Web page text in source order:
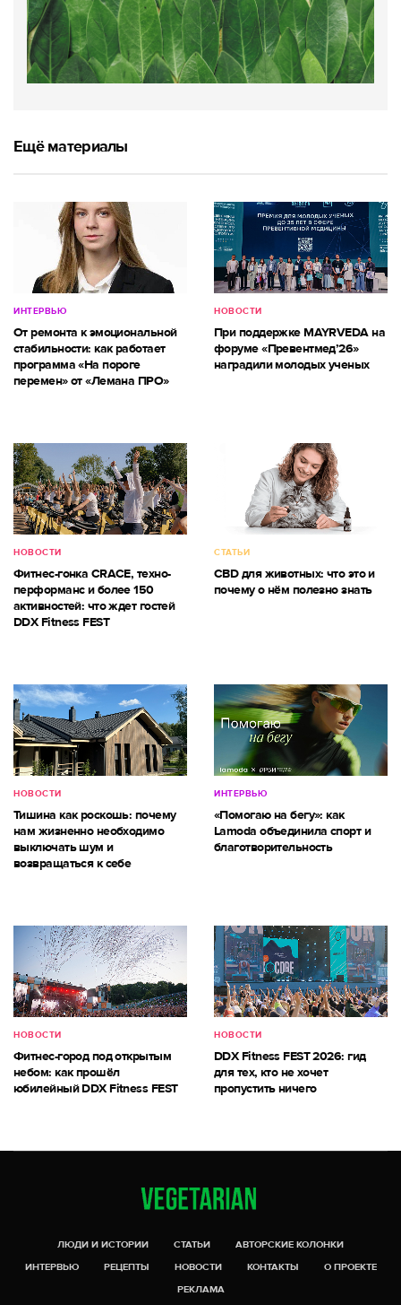
Ещё материалы
ИНТЕРВЬЮ
От ремонта к эмоциональной
стабильности: как работает
программа «На пороге
перемен» от «Лемана ПРО»
НОВОСТИ
При поддержке MAYRVEDA на
форуме «Превентмед’26»
наградили молодых ученых
НОВОСТИ
Фитнес-гонка CRACE, техно-
перформанс и более 150
активностей: что ждет гостей
DDX Fitness FEST
СТАТЬИ
CBD для животных: что это и
почему о нём полезно знать
НОВОСТИ
Тишина как роскошь: почему
нам жизненно необходимо
выключать шум и
возвращаться к себе
ИНТЕРВЬЮ
«Помогаю на бегу»: как
Lamoda объединила спорт и
благотворительность
НОВОСТИ
Фитнес-город под открытым
небом: как прошёл
юбилейный DDX Fitness FEST
НОВОСТИ
DDX Fitness FEST 2026: гид
для тех, кто не хочет
пропустить ничего
ЛЮДИ И ИСТОРИИ СТАТЬИ
АВТОРСКИЕ КОЛОНКИ
ИНТЕРВЬЮ
РЕЦЕПТЫ НОВОСТИ КОНТАКТЫ
О ПРОЕКТЕ
РЕКЛАМА